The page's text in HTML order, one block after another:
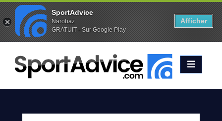
Favoris (0) Alertes (0)
ACCUEIL
SKIS
2020
SportAdvice
Narobaz
GRATUIT - Sur Google Play
Afficher